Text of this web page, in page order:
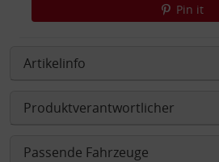
Pin it
Artikelinfo
Produktverantwortlicher
Passende Fahrzeuge